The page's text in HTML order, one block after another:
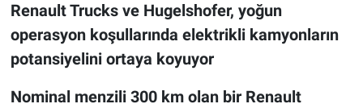
Renault Trucks ve Hugelshofer, yoğun
operasyon koşullarında elektrikli kamyonların
potansiyelini ortaya koyuyor
Nominal menzili 300 km olan bir Renault